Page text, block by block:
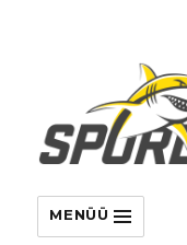
MENÜÜ